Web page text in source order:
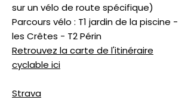
sur un vélo de route spécifique)
Parcours vélo : T1 jardin de la piscine -
les Crêtes - T2 Périn
Retrouvez la carte de l'itinéraire
cyclable ici
Strava